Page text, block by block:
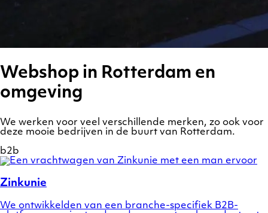
Webshop in Rotterdam en
omgeving
We werken voor veel verschillende merken, zo ook voor
deze mooie bedrijven in de buurt van Rotterdam.
b2b
Show
preview
of
Zinkunie
Zinkunie
We ontwikkelden van een branche-specifiek B2B-